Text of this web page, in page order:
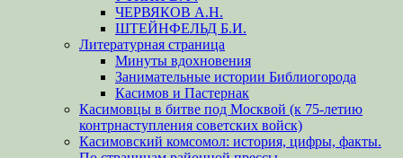
ЧЕРВЯКОВ А.Н.
ШТЕЙНФЕЛЬД Б.И.
Литературная страница
Минуты вдохновения
Занимательные истории Библиогорода
Касимов и Пастернак
Касимовцы в битве под Москвой (к 75-летию
контрнаступления советских войск)
Касимовский комсомол: история, цифры, факты.